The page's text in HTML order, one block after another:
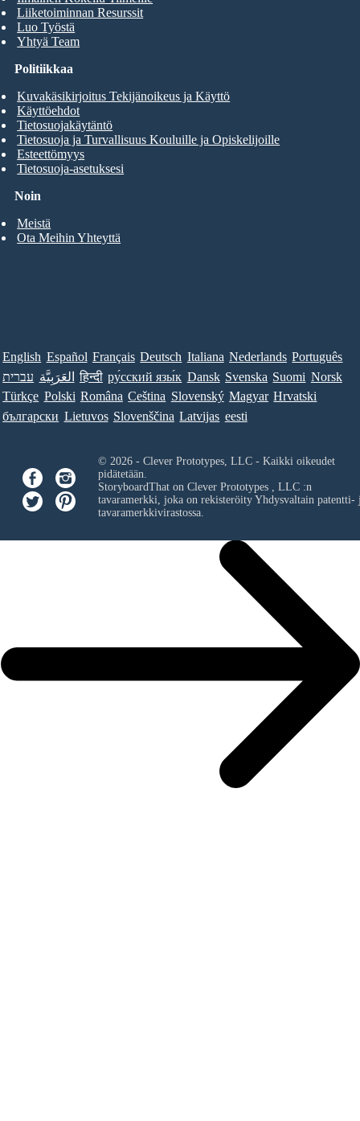
Liiketoiminnan Resurssit
Luo Työstä
Yhtyä Team
Noin
Meistä
Ota Meihin Yhteyttä
Politiikkaa
Kuvakäsikirjoitus Tekijänoikeus ja Käyttö
Käyttöehdot
Tietosuojakäytäntö
Tietosuoja ja Turvallisuus Kouluille ja Opiskelijoille
Esteettömyys
Tietosuoja-asetuksesi
English Español Français Deutsch Italiana Nederlands Português
עברית العَرَبِيَّة हिन्दी ру́сский язы́к Dansk Svenska Suomi Norsk
Türkçe Polski Româna Ceština Slovenský Magyar Hrvatski
български Lietuvos Slovenščina Latvijas eesti
© 2026 - Clever Prototypes, LLC - Kaikki oikeudet
pidätetään.
StoryboardThat on Clever Prototypes , LLC:n
tavaramerkki, joka on rekisteröity Yhdysvaltain patentti-
tavaramerkkivirastossa.